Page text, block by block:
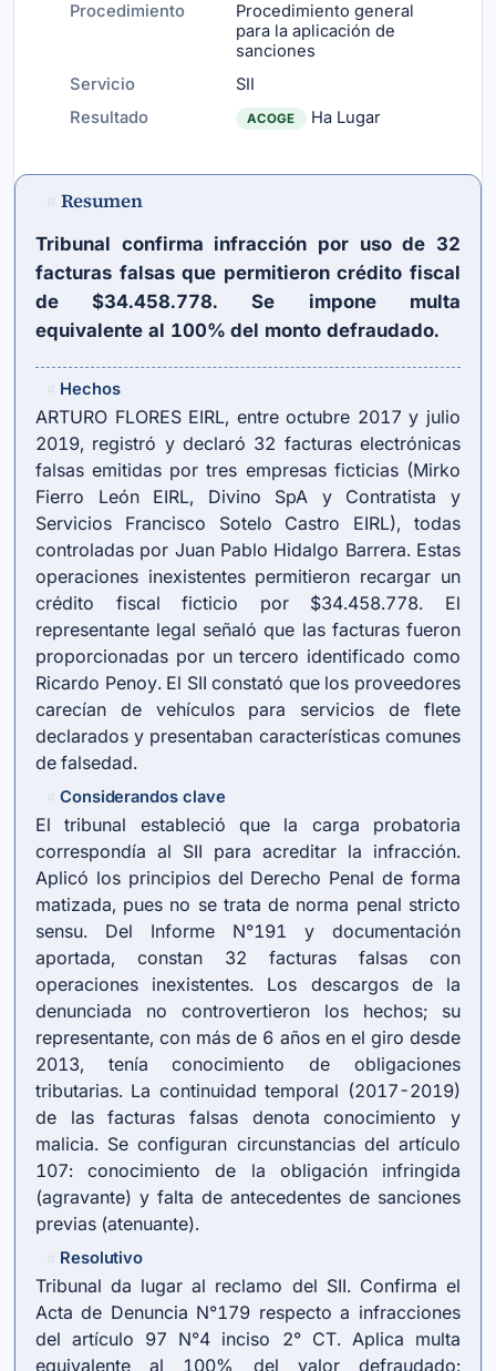
Procedimiento
Procedimiento general
para la aplicación de
sanciones
Servicio
SII
Resultado
ACOGE Ha Lugar
Resumen
Tribunal confirma infracción por uso de 32
facturas falsas que permitieron crédito fiscal
de $34.458.778. Se impone multa
equivalente al 100% del monto defraudado.
Hechos
ARTURO FLORES EIRL, entre octubre 2017 y julio
2019, registró y declaró 32 facturas electrónicas
falsas emitidas por tres empresas ficticias (Mirko
Fierro León EIRL, Divino SpA y Contratista y
Servicios Francisco Sotelo Castro EIRL), todas
controladas por Juan Pablo Hidalgo Barrera. Estas
operaciones inexistentes permitieron recargar un
crédito fiscal ficticio por $34.458.778. El
representante legal señaló que las facturas fueron
proporcionadas por un tercero identificado como
Ricardo Penoy. El SII constató que los proveedores
carecían de vehículos para servicios de flete
declarados y presentaban características comunes
de falsedad.
Considerandos clave
El tribunal estableció que la carga probatoria
correspondía al SII para acreditar la infracción.
Aplicó los principios del Derecho Penal de forma
matizada, pues no se trata de norma penal stricto
sensu. Del Informe N°191 y documentación
aportada, constan 32 facturas falsas con
operaciones inexistentes. Los descargos de la
denunciada no controvertieron los hechos; su
representante, con más de 6 años en el giro desde
2013, tenía conocimiento de obligaciones
tributarias. La continuidad temporal (2017-2019)
de las facturas falsas denota conocimiento y
malicia. Se configuran circunstancias del artículo
107: conocimiento de la obligación infringida
(agravante) y falta de antecedentes de sanciones
previas (atenuante).
Resolutivo
Tribunal da lugar al reclamo del SII. Confirma el
Acta de Denuncia N°179 respecto a infracciones
del artículo 97 N°4 inciso 2° CT. Aplica multa
equivalente al 100% del valor defraudado: